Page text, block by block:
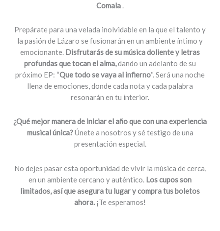
Comala .
Prepárate para una velada inolvidable en la que el talento y
la pasión de Lázaro se fusionarán en un ambiente íntimo y
emocionante. Disfrutarás de su música doliente y letras
profundas que tocan el alma,dando un adelanto de su
próximo EP: “Que todo se vaya al infierno“. Será una noche
llena de emociones, donde cada nota y cada palabra
resonarán en tu interior.
¿Qué mejor manera de iniciar el año que con una experiencia
musical única?Únete a nosotros y sé testigo de una
presentación especial.
No dejes pasar esta oportunidad de vivir la música de cerca,
en un ambiente cercano y auténtico. Los cupos son
limitados, así que asegura tu lugar y compra tus boletos
ahora. ¡Te esperamos!